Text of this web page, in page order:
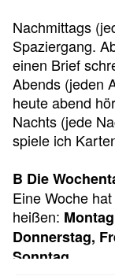
Nachmittags
Spaziergang.
einen Brief
Abends (jeden
heute abend
Nachts (jede
spiele ich
B Die
Eine Woche
heißen:
Donnerstag,
Sonntag.